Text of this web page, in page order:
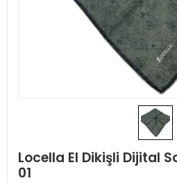
Locella El Dikişli Dijital
01